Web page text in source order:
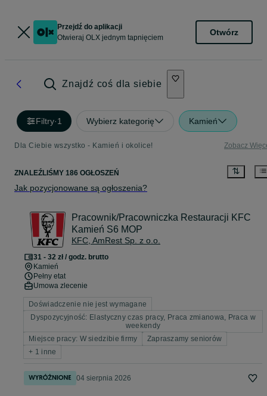
Przejdź do aplikacji
Otwieraj OLX jednym tapnięciem
Otwórz
Znajdź coś dla siebie
Filtry·1 Wybierz kategorię Kamień
Dla Ciebie wszystko - Kamień i okolice! Zobacz
ZNALEŹLIŚMY 186 OGŁOSZEŃ
Jak pozycjonowane są ogłoszenia?
Pracownik/Pracowniczka Restauracji KFC
Kamień S6 MOP
KFC, AmRest Sp. z o.o.
31 - 32 zł / godz. brutto
Kamień
Pełny etat
Umowa zlecenie
Doświadczenie nie jest wymagane
Dyspozycyjność: Elastyczny czas pracy, Praca zmianowa, Praca w
weekendy
Miejsce pracy: W siedzibie firmy
Zapraszamy seniorów
+ 1 inne
04 sierpnia 2026